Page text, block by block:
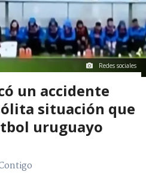
Redes sociales
un accidente
situación que
uruguayo